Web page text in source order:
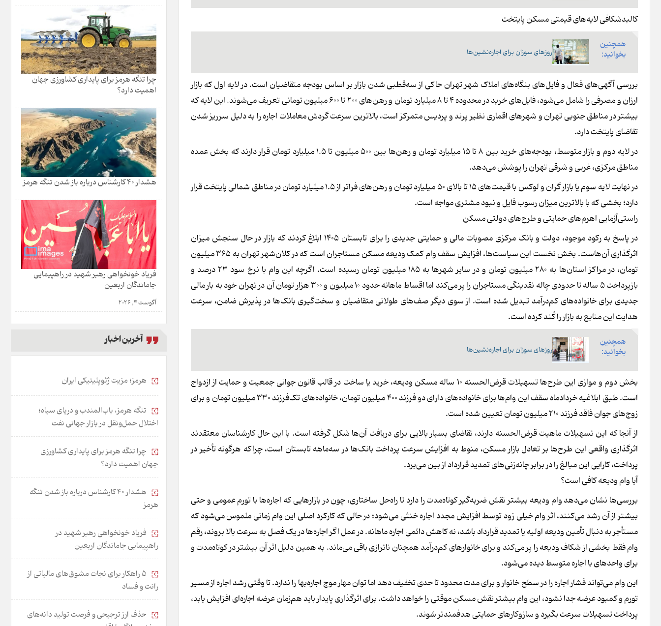
کالبدشکافی لایه‌های قیمتی مسکن پایتخت
همچنین
بخوانید:
روزهای سوزان برای اجاره‌نشین‌ها
بررسی آگهی‌های فعال و فایل‌های بنگاه‌های املاک شهر تهران حاکی از سه‌قطبی شدن بازار بر اساس بودجه متقاضیان است. در لایه اول که بازار
ارزان و مصرفی را شامل می‌شود، فایل‌های خرید در محدوده ۴ تا ۸ میلیارد تومان و رهن‌های ۲۰۰ تا ۶۰۰ میلیون تومانی تعریف می‌شوند. این لایه که
بیشتر در مناطق جنوبی تهران و شهرهای اقماری نظیر پرند و پردیس متمرکز است، بالاترین سرعت گردش معاملات اجاره را به دلیل سرریز شدن
تقاضای پایتخت دارد.
در لایه دوم و بازار متوسط، بودجه‌های خرید بین ۸ تا ۱۵ میلیارد تومان و رهن‌ها بین ۵۰۰ میلیون تا ۱.۵ میلیارد تومان قرار دارند که بخش عمده
مناطق مرکزی، غربی و شرقی تهران را پوشش می‌دهد.
در نهایت لایه سوم یا بازار گران و لوکس با قیمت‌های ۱۵ تا بالای ۵۰ میلیارد تومان و رهن‌های فراتر از ۱.۵ میلیارد تومان در مناطق شمالی پایتخت قرار
دارد؛ بخشی که با بالاترین میزان رسوب فایل و نبود مشتری مواجه است.
راستی‌آزمایی اهرم‌های حمایتی و طرح‌های دولتی مسکن
در پاسخ به رکود موجود، دولت و بانک مرکزی مصوبات مالی و حمایتی جدیدی را برای تابستان ۱۴۰۵ ابلاغ کردند که بازار در حال سنجش میزان
اثرگذاری آن‌هاست. بخش نخست این سیاست‌ها، افزایش سقف وام کمک ودیعه مسکن مستاجران است که در کلان‌شهر تهران به ۳۶۵ میلیون
تومان، در مراکز استان‌ها به ۲۸۰ میلیون تومان و در سایر شهرها به ۱۸۵ میلیون تومان رسیده است. اگرچه این وام با نرخ سود ۲۳ درصد و
بازپرداخت ۵ ساله تا حدودی چاله نقدینگی مستاجران را پر می‌کند اما اقساط ماهانه حدود 10 میلیون و 300 هزار تومان آن در تهران خود به بار مالی
جدیدی برای خانواده‌های کم‌درآمد تبدیل شده است. از سوی دیگر صف‌های طولانی متقاضیان و سخت‌گیری بانک‌ها در پذیرش ضامن، سرعت
هدایت این منابع به بازار را کُند کرده است.
همچنین
بخوانید:
روزهای سوزان برای اجاره‌نشین‌ها
بخش دوم و موازی این طرح‌ها تسهیلات قرض‌الحسنه ۱۰ ساله مسکن ودیعه، خرید یا ساخت در قالب قانون جوانی جمعیت و حمایت از ازدواج
است. طبق ابلاغیه خردادماه سقف این وام‌ها برای خانواده‌های دارای دو فرزند ۴۰۰ میلیون تومان، خانواده‌های تک‌فرزند ۳۳۰ میلیون تومان و برای
زوج‌های جوان فاقد فرزند ۲۱۰ میلیون تومان تعیین شده است.
از آنجا که این تسهیلات ماهیت قرض‌الحسنه دارند، تقاضای بسیار بالایی برای دریافت آن‌ها شکل گرفته است. با این حال کارشناسان معتقدند
اثرگذاری واقعی این طرح‌ها بر تعادل بازار مسکن، منوط به افزایش سرعت پرداخت بانک‌ها در سه‌ماهه تابستان است، چراکه هرگونه تأخیر در
پرداخت، کارایی این مبالغ را در برابر چانه‌زنی‌های تمدید قرارداد از بین می‌برد.
آیا وام ودیعه کافی است؟
بررسی‌ها نشان می‌دهد وام ودیعه بیشتر نقش ضربه‌گیر کوتاه‌مدت را دارد تا راه‌حل ساختاری، چون در بازارهایی که اجاره‌ها با تورم عمومی و حتی
بیشتر از آن رشد می‌کنند، اثر وام خیلی زود توسط افزایش مجدد اجاره خنثی می‌شود؛ در حالی که کارکرد اصلی این وام زمانی ملموس می‌شود که
مستأجر به دنبال تأمین ودیعه اولیه یا تمدید قرارداد باشد، نه کاهش دائمی اجاره ماهانه. در عمل اگر اجاره‌ها در یک فصل به سرعت بالا بروند، رقم
وام فقط بخشی از شکاف ودیعه را پر می‌کند و برای خانوارهای کم‌درآمد همچنان ناترازی باقی می‌ماند. به همین دلیل اثر آن بیشتر در کوتاه‌مدت و
برای واحدهای با اجاره متوسط دیده می‌شود.
این وام می‌تواند فشار اجاره را در سطح خانوار و برای مدت محدود تا حدی تخفیف دهد اما توان مهار موج اجاره‌بها را ندارد. تا وقتی رشد اجاره از مسیر
تورم و کمبود عرضه جدا نشود، این وام بیشتر نقش مسکن موقتی را خواهد داشت. برای اثرگذاری پایدار باید هم‌زمان عرضه اجاره‌ای افزایش یابد،
پرداخت تسهیلات سرعت بگیرد و سازوکارهای حمایتی هدفمندتر شوند.
چرا تنگه هرمز برای پایداری کشاورزی جهان
اهمیت دارد؟
هشدار 40 کارشناس درباره باز شدن تنگه هرمز
فریاد خونخواهی رهبر شهید در راهپیمایی
جاماندگان اربعین
آگوست 4, 2026
آخرین اخبار
هرمز؛ مزیت ژئوپلیتیکی ایران
تنگه هرمز، باب‌المندب و دریای سیاه؛
اختلال حمل‌ونقل در بازار جهانی نفت
چرا تنگه هرمز برای پایداری کشاورزی
جهان اهمیت دارد؟
هشدار 40 کارشناس درباره باز شدن تنگه
هرمز
فریاد خونخواهی رهبر شهید در
راهپیمایی جاماندگان اربعین
۵ راهکار برای نجات مشوق‌های مالیاتی از
رانت و فساد
حذف ارز ترجیحی و فرصت تولید دانه‌های